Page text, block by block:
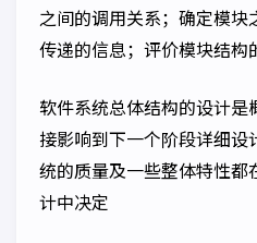
之间的调用关系；确定模
传递的信息；评价模块结构
软件系统总体结构的设计是
接影响到下一个阶段详细设
统的质量及一些整体特性
计中决定